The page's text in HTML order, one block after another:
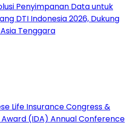
Penyimpanan Data untuk
DTI Indonesia 2026, Dukung
Tenggara
Life Insurance Congress &
(IDA) Annual Conference